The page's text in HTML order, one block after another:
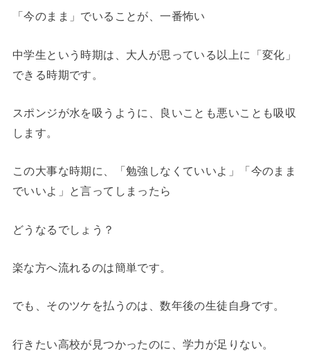
「今のまま」でいることが、一番怖い
中学生という時期は、大人が思っている以上に「変化」
できる時期です。
スポンジが水を吸うように、良いことも悪いことも吸収
します。
この大事な時期に、「勉強しなくていいよ」「今のまま
でいいよ」と言ってしまったら
どうなるでしょう？
楽な方へ流れるのは簡単です。
でも、そのツケを払うのは、数年後の生徒自身です。
行きたい高校が見つかったのに、学力が足りない。